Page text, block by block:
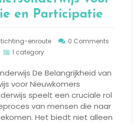
en Participatie
enroute
0 Comments
1 category
De Belangrijkheid van
voor Nieuwkomers
speelt een cruciale rol
van mensen die naar
Het biedt niet alleen